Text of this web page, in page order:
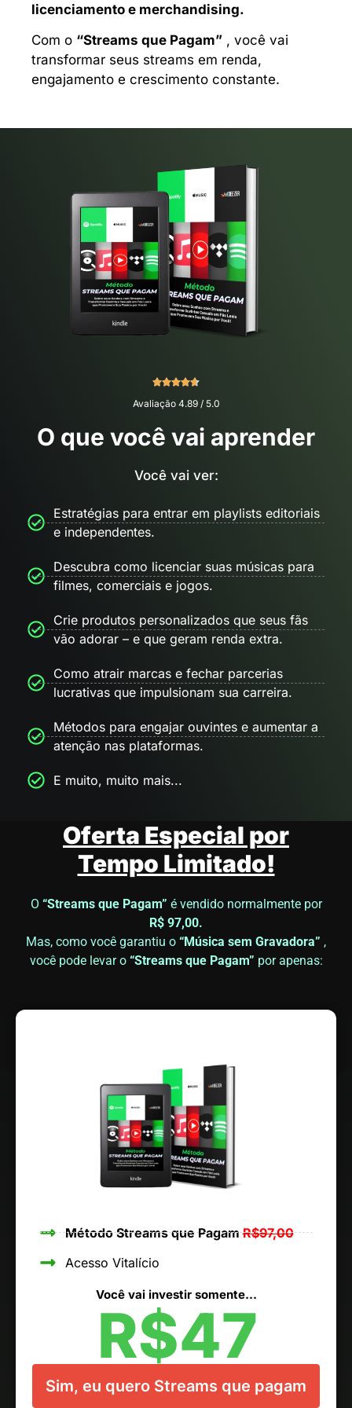
licenciamento e merchandising.
Com o “Streams que Pagam” , você vai
transformar seus streams em renda,
engajamento e crescimento constante.
Avaliação 4.89 / 5.0
O que você vai aprender
Você vai ver:
Estratégias para entrar em playlists editoriais
e independentes.
Descubra como licenciar suas músicas para
filmes, comerciais e jogos.
Crie produtos personalizados que seus fãs
vão adorar – e que geram renda extra.
Como atrair marcas e fechar parcerias
lucrativas que impulsionam sua carreira.
Métodos para engajar ouvintes e aumentar a
atenção nas plataformas.
E muito, muito mais...
Oferta Especial por
Tempo Limitado!
O “Streams que Pagam” é vendido normalmente por
R$ 97,00.
Mas, como você garantiu o “Música sem Gravadora” ,
você pode levar o “Streams que Pagam” por apenas:
Método Streams que PagamR$97,00
Acesso Vitalício
Você vai investir somente...
R$47
Sim, eu quero Streams que pagam